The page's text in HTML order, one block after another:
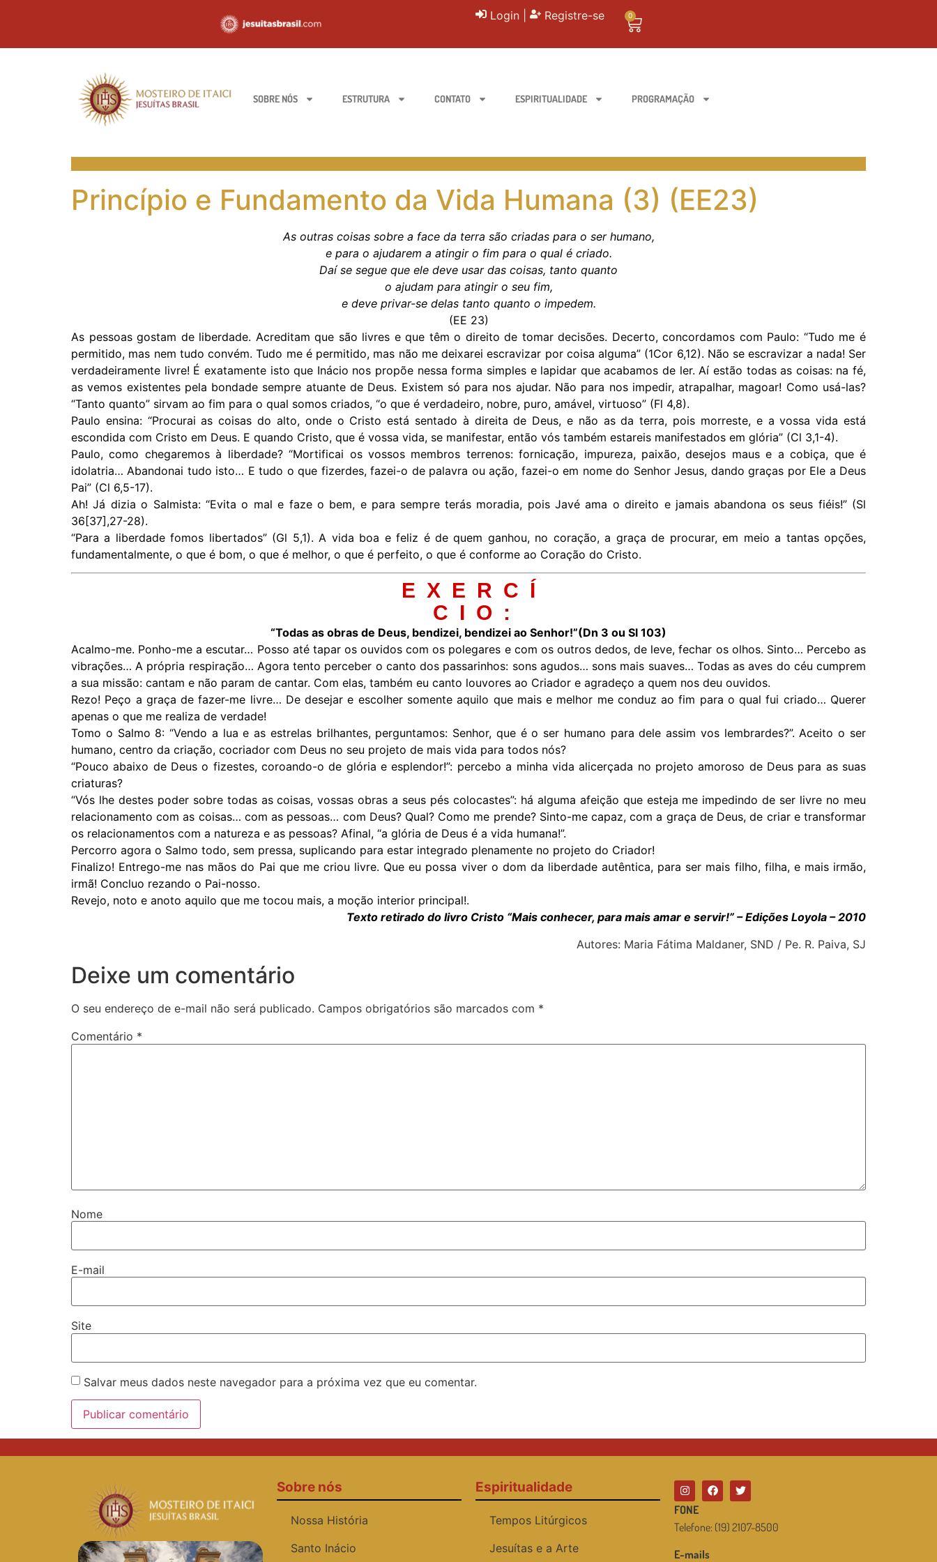
Login Registre-se 0
SOBRE NÓS ESTRUTURA CONTATO ESPIRITUALIDADE PROGRAMAÇÃO
Princípio e Fundamento da Vida Humana (3) (EE23)
As outras coisas sobre a face da terra são criadas para o ser humano,
e para o ajudarem a atingir o fim para o qual é criado.
Daí se segue que ele deve usar das coisas, tanto quanto
o ajudam para atingir o seu fim,
e deve privar-se delas tanto quanto o impedem.
(EE 23)
As pessoas gostam de liberdade. Acreditam que são livres e que têm o direito de tomar decisões. Decerto, concordamos com Paulo: “Tudo me é
permitido, mas nem tudo convém. Tudo me é permitido, mas não me deixarei escravizar por coisa alguma” (1Cor 6,12). Não se escravizar a nada! Ser
verdadeiramente livre! É exatamente isto que Inácio nos propõe nessa forma simples e lapidar que acabamos de ler. Aí estão todas as coisas: na fé,
as vemos existentes pela bondade sempre atuante de Deus. Existem só para nos ajudar. Não para nos impedir, atrapalhar, magoar! Como usá-las?
“Tanto quanto” sirvam ao fim para o qual somos criados, “o que é verdadeiro, nobre, puro, amável, virtuoso” (Fl 4,8).
Paulo ensina: “Procurai as coisas do alto, onde o Cristo está sentado à direita de Deus, e não as da terra, pois morreste, e a vossa vida está
escondida com Cristo em Deus. E quando Cristo, que é vossa vida, se manifestar, então vós também estareis manifestados em glória” (Cl 3,1-4).
Paulo, como chegaremos à liberdade? “Mortificai os vossos membros terrenos: fornicação, impureza, paixão, desejos maus e a cobiça, que é
idolatria… Abandonai tudo isto… E tudo o que fizerdes, fazei-o de palavra ou ação, fazei-o em nome do Senhor Jesus, dando graças por Ele a Deus
Pai” (Cl 6,5-17).
Ah! Já dizia o Salmista: “Evita o mal e faze o bem, e para sempre terás moradia, pois Javé ama o direito e jamais abandona os seus fiéis!” (Sl
36[37],27-28).
“Para a liberdade fomos libertados” (Gl 5,1). A vida boa e feliz é de quem ganhou, no coração, a graça de procurar, em meio a tantas opções,
fundamentalmente, o que é bom, o que é melhor, o que é perfeito, o que é conforme ao Coração do Cristo.
E X E R C Í
C I O :
“Todas as obras de Deus, bendizei, bendizei ao Senhor!”(Dn 3 ou Sl 103)
Acalmo-me. Ponho-me a escutar… Posso até tapar os ouvidos com os polegares e com os outros dedos, de leve, fechar os olhos. Sinto… Percebo as
vibrações… A própria respiração… Agora tento perceber o canto dos passarinhos: sons agudos… sons mais suaves… Todas as aves do céu cumprem
a sua missão: cantam e não param de cantar. Com elas, também eu canto louvores ao Criador e agradeço a quem nos deu ouvidos.
Rezo! Peço a graça de fazer-me livre… De desejar e escolher somente aquilo que mais e melhor me conduz ao fim para o qual fui criado… Querer
apenas o que me realiza de verdade!
Tomo o Salmo 8: “Vendo a lua e as estrelas brilhantes, perguntamos: Senhor, que é o ser humano para dele assim vos lembrardes?”. Aceito o ser
humano, centro da criação, cocriador com Deus no seu projeto de mais vida para todos nós?
“Pouco abaixo de Deus o fizestes, coroando-o de glória e esplendor!”: percebo a minha vida alicerçada no projeto amoroso de Deus para as suas
criaturas?
“Vós lhe destes poder sobre todas as coisas, vossas obras a seus pés colocastes”: há alguma afeição que esteja me impedindo de ser livre no meu
relacionamento com as coisas… com as pessoas… com Deus? Qual? Como me prende? Sinto-me capaz, com a graça de Deus, de criar e transformar
os relacionamentos com a natureza e as pessoas? Afinal, “a glória de Deus é a vida humana!”.
Percorro agora o Salmo todo, sem pressa, suplicando para estar integrado plenamente no projeto do Criador!
Finalizo! Entrego-me nas mãos do Pai que me criou livre. Que eu possa viver o dom da liberdade autêntica, para ser mais filho, filha, e mais irmão,
irmã! Concluo rezando o Pai-nosso.
Revejo, noto e anoto aquilo que me tocou mais, a moção interior principal!.
Texto retirado do livro Cristo “Mais conhecer, para mais amar e servir!” – Edições Loyola – 2010
Autores: Maria Fátima Maldaner, SND / Pe. R. Paiva, SJ
Deixe um comentário
O seu endereço de e-mail não será publicado. Campos obrigatórios são marcados com *
Comentário *
Nome
E-mail
Site
Salvar meus dados neste navegador para a próxima vez que eu comentar.
Sobre nós
Nossa História
Santo Inácio
Espiritualidade
Tempos Litúrgicos
Jesuítas e a Arte
FONE
Telefone: (19) 2107-8500
E-mails